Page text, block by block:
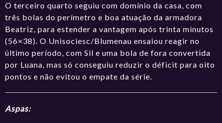
O terceiro quarto seguiu com domínio da casa, com
três bolas do perímetro e boa atuação da armadora
Beatriz, para estender a vantagem após trinta minutos
(56×38). O Unisociesc/Blumenau ensaiou reagir no
último período, com Sil e uma bola de fora convertida
por Luana, mas só conseguiu reduzir o déficit para oito
pontos e não evitou o empate da série.
Aspas: